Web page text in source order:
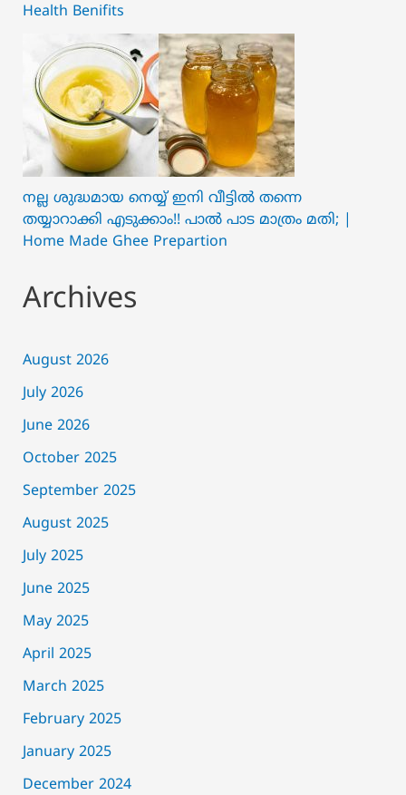
Health Benifits
നല്ല ശുദ്ധമായ നെയ്യ് ഇനി വീട്ടിൽ തന്നെ
തയ്യാറാക്കി എടുക്കാം!! പാൽ പാട മാത്രം മതി; |
Home Made Ghee Prepartion
Archives
August 2026
July 2026
June 2026
October 2025
September 2025
August 2025
July 2025
June 2025
May 2025
April 2025
March 2025
February 2025
January 2025
December 2024